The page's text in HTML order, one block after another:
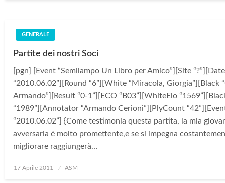
GENERALE
Partite dei nostri Soci
[pgn] [Event “Semilampo Un Libro per Amico”][Site “?”][Date
“2010.06.02”][Round “6”][White “Miracola, Giorgia”][Black
Armando”][Result “0-1”][ECO “B03”][WhiteElo
“1989”][Annotator “Armando Cerioni”][PlyCount
“2010.06.02”] {Come testimonia questa partita, la mia
avversaria é molto promettente,e se si impegna
migliorare raggiungerà…
Posted
17 Aprile 2011 ASM